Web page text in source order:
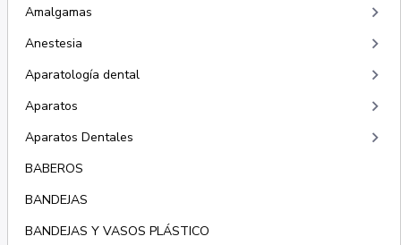
Amalgamas keyboard_arrow_right
Anestesia keyboard_arrow_right
Aparatología dental keyboard_arrow_right
Aparatos keyboard_arrow_right
Aparatos Dentales keyboard_arrow_right
BABEROS
BANDEJAS
BANDEJAS Y VASOS PLÁSTICO